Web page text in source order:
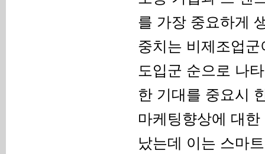
를 가장 중요하게
중치는 비제조업
도입군 순으로 나
한 기대를 중요시
마케팅향상에 대
났는데 이는 스마